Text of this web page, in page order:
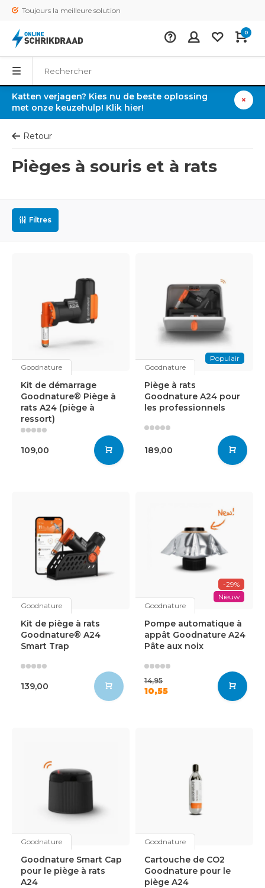
Toujours la meilleure solution
0
Katten verjagen? Kies nu de beste oplossing
met onze keuzehulp! Klik hier!
Retour
Pièges à souris et à rats
Filtres
Goodnature
Kit de démarrage
Goodnature® Piège à
rats A24 (piège à
ressort)
109,00
Populair
Goodnature
Piège à rats
Goodnature A24 pour
les professionnels
189,00
Goodnature
Kit de piège à rats
Goodnature® A24
Smart Trap
139,00
-29%
Nieuw
Goodnature
Pompe automatique à
appât Goodnature A24
Pâte aux noix
14,95
10,55
Goodnature
Goodnature Smart Cap
pour le piège à rats
A24
Goodnature
Cartouche de CO2
Goodnature pour le
piège A24